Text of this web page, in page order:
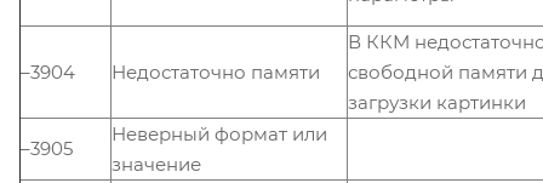
–3904 Недостаточно памяти
В ККМ
свободной памяти
загрузки картинки
–3905
Неверный формат или
значение